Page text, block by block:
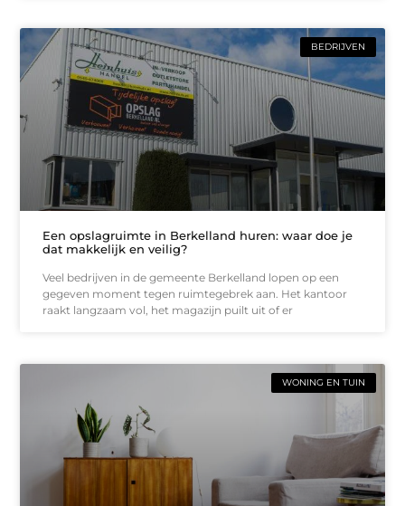
BEDRIJVEN
Een opslagruimte in Berkelland huren: waar doe je
dat makkelijk en veilig?
Veel bedrijven in de gemeente Berkelland lopen op een
gegeven moment tegen ruimtegebrek aan. Het kantoor
raakt langzaam vol, het magazijn puilt uit of er
WONING EN TUIN